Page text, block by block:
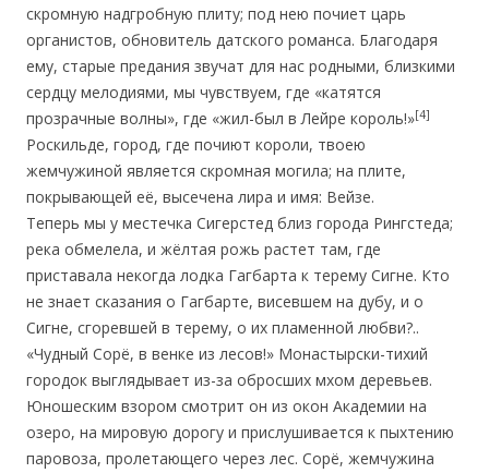
скромную надгробную плиту; под нею почиет царь
органистов, обновитель датского романса. Благодаря
ему, старые предания звучат для нас родными, близкими
сердцу мелодиями, мы чувствуем, где «катятся
прозрачные волны», где «жил-был в Лейре король!»[4]
Роскильде, город, где почиют короли, твоею
жемчужиной является скромная могила; на плите,
покрывающей её, высечена лира и имя: Вейзе.
Теперь мы у местечка Сигерстед близ города Рингстеда;
река обмелела, и жёлтая рожь растет там, где
приставала некогда лодка Гагбарта к терему Сигне. Кто
не знает сказания о Гагбарте, висевшем на дубу, и о
Сигне, сгоревшей в терему, о их пламенной любви?..
«Чудный Сорё, в венке из лесов!» Монастырски-тихий
городок выглядывает из-за обросших мхом деревьев.
Юношеским взором смотрит он из окон Академии на
озеро, на мировую дорогу и прислушивается к пыхтению
паровоза, пролетающего через лес. Сорё, жемчужина